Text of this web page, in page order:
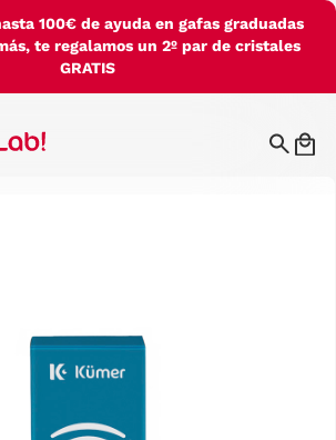
100€ de ayuda en gafas graduadas
te regalamos un 2º par de cristales
GRATIS